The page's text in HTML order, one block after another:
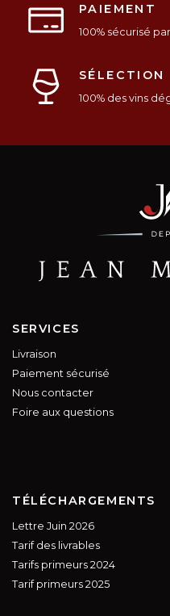
PAIEMENT
100% sécurisé
SÉLECTION
100% des vins
SERVICES
Livraison
Paiement sécurisé
Nous contacter
Foire aux questions
TÉLÉCHARGEMENTS
Lettre Juin 2026
Tarif des livrables
Tarifs primeurs 2024
Tarif primeurs 2025